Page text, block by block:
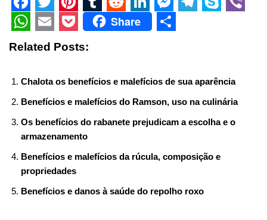
F
a
e
b
o
o
k
T
w
t
t
e
r
P
i
t
e
r
e
s
t
T
u
b
l
r
R
d
i
t
L
k
e
d
n
M
s
e
n
e
e
g
r
m
p
e
e
r
W
a
t
s
A
p
p
E
a
i
l
P
c
k
e
t
Share
a
r
e
Related Posts:
Chalota os benefícios e malefícios de sua aparência
Benefícios e malefícios do Ramson, uso na culinária
Os benefícios do rabanete prejudicam a escolha e o
armazenamento
Benefícios e malefícios da rúcula, composição e
propriedades
Benefícios e danos à saúde do repolho roxo